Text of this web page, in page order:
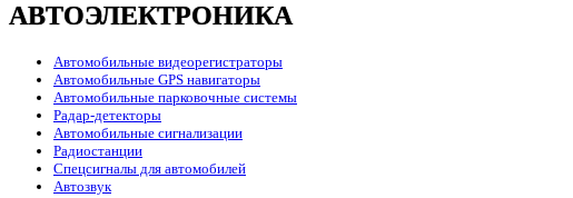
АВТОЭЛЕКТРОНИКА
Автомобильные видеорегистраторы
Автомобильные GPS навигаторы
Автомобильные парковочные системы
Радар-детекторы
Автомобильные сигнализации
Радиостанции
Спецсигналы для автомобилей
Автозвук